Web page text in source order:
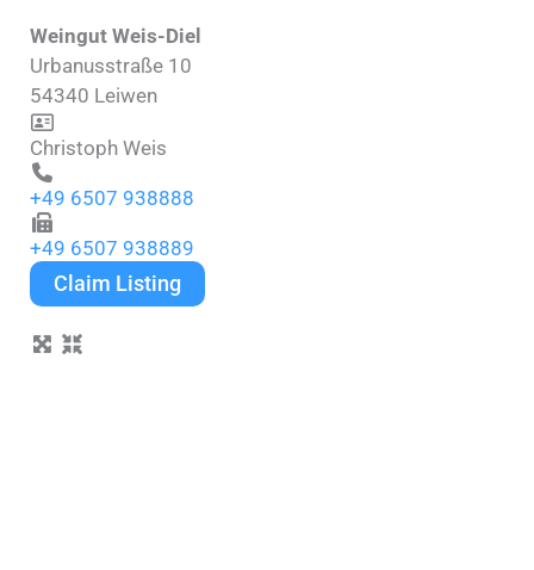
Weingut Weis-Diel
Urbanusstraße 10
54340 Leiwen
Christoph Weis
+49 6507 938888
+49 6507 938889
Claim Listing